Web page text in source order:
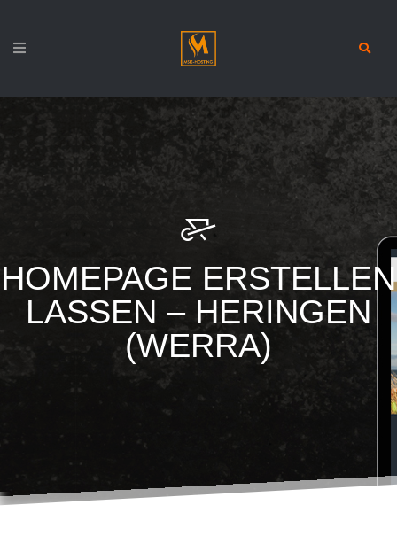
HOMEPAGE ERSTELLEN
LASSEN – HERINGEN
(WERRA)